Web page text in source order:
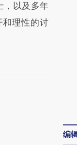
，以及多年
和理性的讨
编